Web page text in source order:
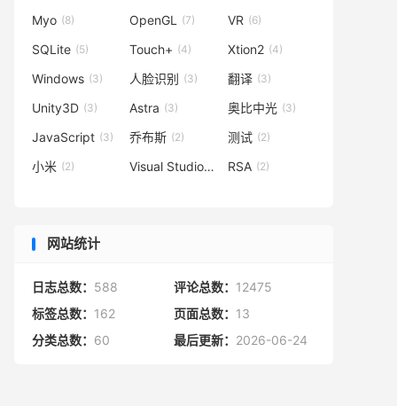
Myo (8) OpenGL (7) VR (6)
SQLite (5) Touch+ (4) Xtion2 (4)
Windows (3) 人脸识别 (3) 翻译 (3)
Unity3D (3) Astra (3) 奥比中光 (3)
JavaScript (3) 乔布斯 (2) 测试 (2)
小米 (2) Visual Studio(2) RSA (2)
网站统计
日志总数： 588 评论总数： 12475
标签总数： 162 页面总数： 13
分类总数： 60 最后更新： 2026-06-24